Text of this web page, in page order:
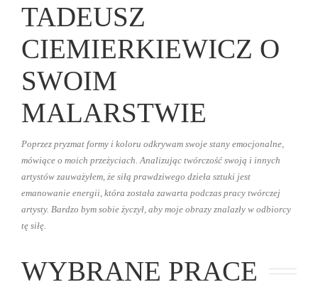
TADEUSZ
CIEMIERKIEWICZ O
SWOIM
MALARSTWIE
Poprzez pryzmat formy i koloru odkrywam swoje stany emocjonalne,
mówiące o moich przeżyciach. Analizując twórczość swoją i innych
artystów zauważyłem, że siłą prawdziwego dzieła sztuki jest
emanowanie energii, która została zawarta podczas pracy twórczej
artysty. Bardzo bym sobie życzył, aby moje obrazy znalazły w odbiorcy
tę siłę.
WYBRANE PRACE